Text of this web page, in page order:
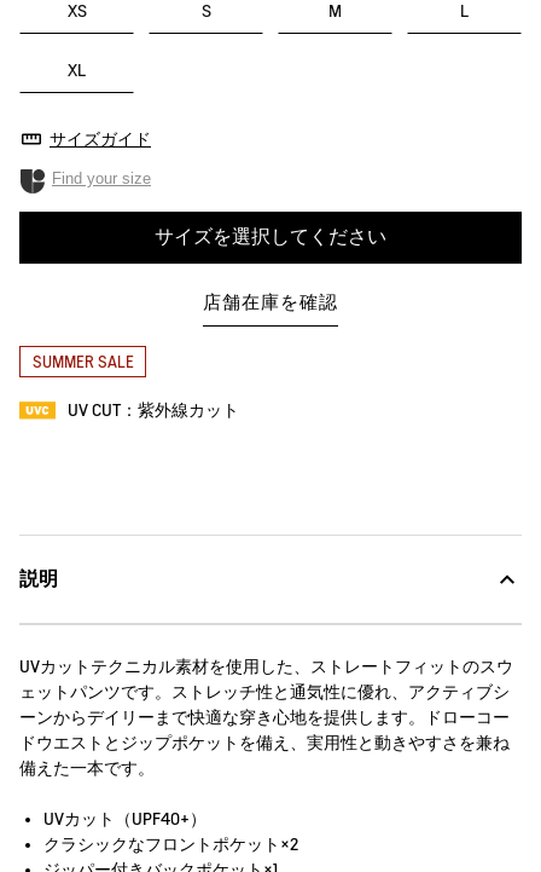
XS S M L
XL
サイズガイド
Find your size
サイズを選択してください
店舗在庫を確認
SUMMER SALE
UV CUT：紫外線カット
説明
UVカットテクニカル素材を使用した、ストレートフィットのスウ
ェットパンツです。ストレッチ性と通気性に優れ、アクティブシ
ーンからデイリーまで快適な穿き心地を提供します。ドローコー
ドウエストとジップポケットを備え、実用性と動きやすさを兼ね
備えた一本です。
UVカット（UPF40+）
クラシックなフロントポケット×2